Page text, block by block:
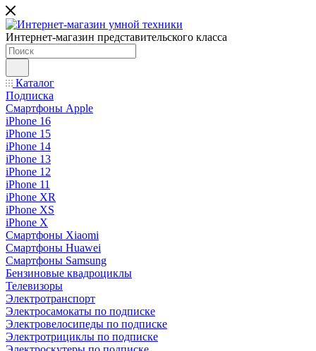
Интернет-магазин представительского класса
Каталог
Подписка
Смартфоны Apple
iPhone 16
iPhone 15
iPhone 14
iPhone 13
iPhone 12
iPhone 11
iPhone XR
iPhone XS
iPhone X
Смартфоны Xiaomi
Смартфоны Huawei
Смартфоны Samsung
Бензиновые квадроциклы
Телевизоры
Электротранспорт
Электросамокаты по подписке
Электровелосипеды по подписке
Электротрициклы по подписке